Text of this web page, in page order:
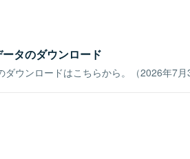
タのダウンロード
ダウンロードはこちらから。（2026年7月